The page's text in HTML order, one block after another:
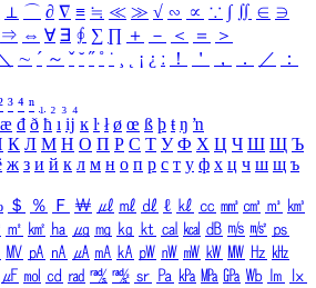
⊥ ⌒ ∂ ∇ ≡ ≒ ≪ ≫ √ ∽ ∝ ∵ ∫ ∬ ∈ ∋
⇒ ⇔ ∀ ∃ ∮ ∑ ∏ ＋ － ＜ ＝
＞
∼ ´ ～ ˇ ˘ ˝ ˚ ˙ ¸ ¡ ¿ ː ！ ＇ ， ． ／
：
³ ⁴ ⁿ ₁ ₂ ₃ ₄
æ đ ð ħ ı ĳ ĸ ŀ ł ø œ ß þ ŧ ŋ ŉ
К Л М Н О П Р С Т У Ф Х Ц Ч Ш Щ Ъ
ж з и й к л м н о п р с т у ф х ц ч ш щ ъ
＄ ％ Ｆ ￦ ㎕ ㎖ ㎗ ℓ ㎘ ㏄ ㎣ ㎤ ㎥ ㎦
㎡ ㎢ ㏊ ㎍ ㎎ ㎏ ㏏ ㎈ ㎉ ㏈ ㎧ ㎨ ㎰
㎹ ㎀ ㎁ ㎂ ㎃ ㎄ ㎺ ㎻ ㎽ ㎾ ㎿ ㎐ ㎑
㎌ ㏖ ㏅ ㎭ ㎮ ㎯ ㏛ ㎩ ㎪ ㎫ ㎬ ㏝ ㏐
㏓